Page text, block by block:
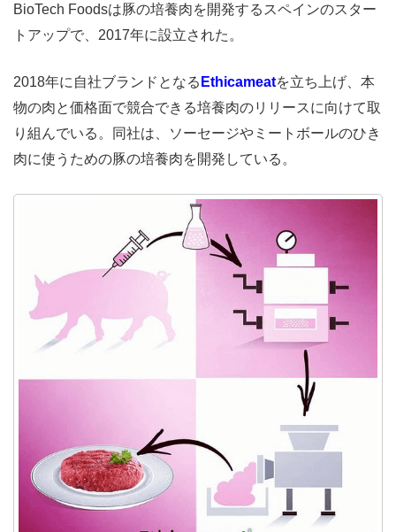
BioTech Foodsは豚の培養肉を開発するスペインのスター
トアップで、2017年に設立された。
2018年に自社ブランドとなる Ethicameatを立ち上げ、本
物の肉と価格面で競合できる培養肉のリリースに向けて取
り組んでいる。同社は、ソーセージやミートボールのひき
肉に使うための豚の培養肉を開発している。